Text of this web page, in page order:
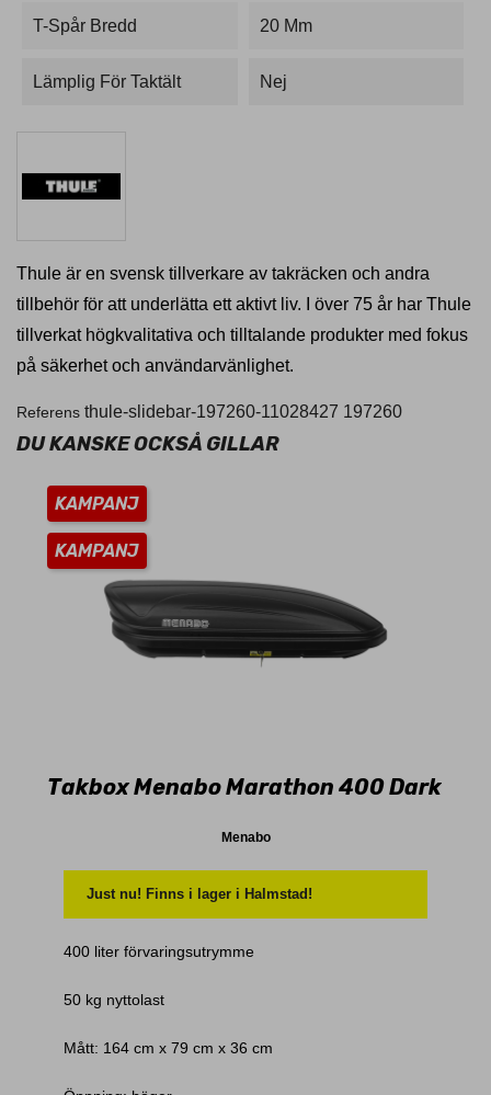
T-Spår Bredd 20 Mm
Lämplig För Taktält Nej
Thule är en svensk tillverkare av takräcken och andra
tillbehör för att underlätta ett aktivt liv. I över 75 år har Thule
tillverkat högkvalitativa och tilltalande produkter med fokus
på säkerhet och användarvänlighet.
Referens thule-slidebar-197260-11028427 197260
DU KANSKE OCKSÅ GILLAR
Takbox Menabo Marathon 400 Dark
Menabo
Just nu! Finns i lager i Halmstad!
400 liter förvaringsutrymme
50 kg nyttolast
Mått: 164 cm x 79 cm x 36 cm
KAMPANJ
KAMPANJ